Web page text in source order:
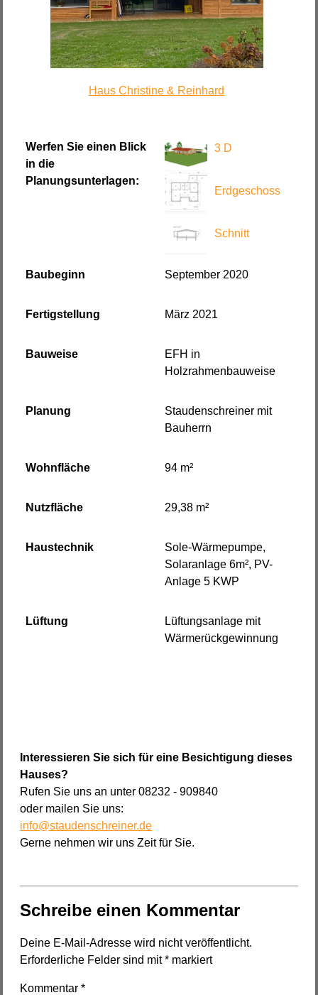
Haus Christine & Reinhard
Werfen Sie einen Blick
in die
Planungsunterlagen:
3 D
Erdgeschoss
Schnitt
Baubeginn September 2020
Fertigstellung März 2021
Bauweise
EFH in
Holzrahmenbauweise
Planung
Staudenschreiner mit
Bauherrn
Wohnfläche 94 m²
Nutzfläche 29,38 m²
Haustechnik
Sole-Wärmepumpe,
Solaranlage 6m², PV-
Anlage 5 KWP
Lüftung
Lüftungsanlage mit
Wärmerückgewinnung
Interessieren Sie sich für eine Besichtigung dieses
Hauses?
Rufen Sie uns an unter 08232 - 909840
oder mailen Sie uns:
info@staudenschreiner.de
Gerne nehmen wir uns Zeit für Sie.
Schreibe einen Kommentar
Deine E-Mail-Adresse wird nicht veröffentlicht.
Erforderliche Felder sind mit* markiert
Kommentar*